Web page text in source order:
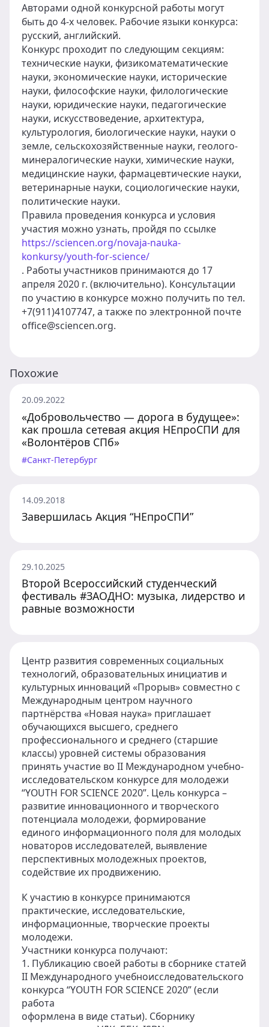
Авторами одной конкурсной работы могут
быть до 4-х человек. Рабочие языки конкурса:
русский, английский.
Конкурс проходит по следующим секциям:
технические науки, физикоматематические
науки, экономические науки, исторические
науки, философские науки, филологические
науки, юридические науки, педагогические
науки, искусствоведение, архитектура,
культурология, биологические науки, науки о
земле, сельскохозяйственные науки, геолого-
минералогические науки, химические науки,
медицинские науки, фармацевтические науки,
ветеринарные науки, социологические науки,
политические науки.
Правила проведения конкурса и условия
участия можно узнать, пройдя по ссылке
https://sciencen.org/novaja-nauka-
konkursy/youth-for-science/
. Работы участников принимаются до 17
апреля 2020 г. (включительно). Консультации
по участию в конкурсе можно получить по тел.
+7(911)4107747, а также по электронной почте
office@sciencen.org.
Похожие
20.09.2022
«Добровольчество — дорога в будущее»:
как прошла сетевая акция НЕпроСПИ для
«Волонтёров СПб»
#Санкт-Петербург
14.09.2018
Завершилась Акция “НЕпроСПИ”
29.10.2025
Второй Всероссийский студенческий
фестиваль #ЗАОДНО: музыка, лидерство и
равные возможности
Центр развития современных социальных
технологий, образовательных инициатив и
культурных инноваций «Прорыв» совместно с
Международным центром научного
партнёрства «Новая наука» приглашает
обучающихся высшего, среднего
профессионального и среднего (старшие
классы) уровней системы образования
принять участие во II Международном учебно-
исследовательском конкурсе для молодежи
“YOUTH FOR SCIENCE 2020”. Цель конкурса –
развитие инновационного и творческого
потенциала молодежи, формирование
единого информационного поля для молодых
новаторов исследователей, выявление
перспективных молодежных проектов,
содействие их продвижению.
К участию в конкурсе принимаются
практические, исследовательские,
информационные, творческие проекты
молодежи.
Участники конкурса получают:
1. Публикацию своей работы в сборнике статей
II Международного учебноисследовательского
конкурса “YOUTH FOR SCIENCE 2020” (если
работа
оформлена в виде статьи). Сборнику